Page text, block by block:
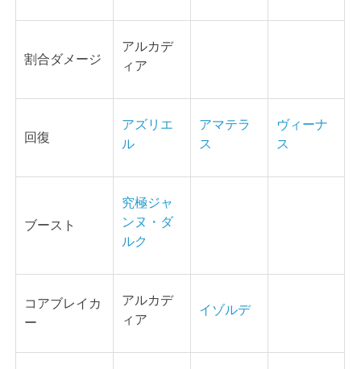
割合ダメージ
アルカデ
ィア
回復
アズリエ
ル
アマテラ
ス
ヴィーナ
ス
ブースト
究極ジャ
ンヌ・ダ
ルク
コアブレイカ
ー
アルカデ
ィア
イゾルデ